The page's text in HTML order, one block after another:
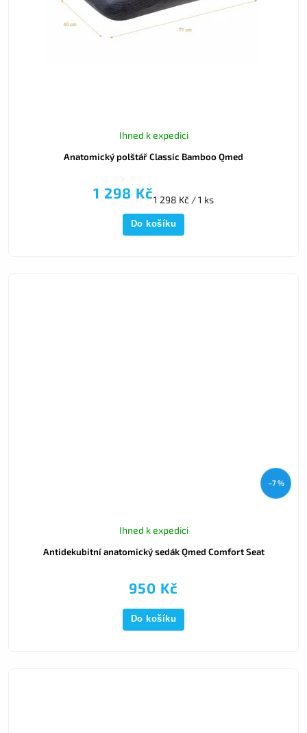
Anatomický polštář Classic Bamboo Qmed
Ihned k expedici
1 298 Kč1 298 Kč / 1 ks
Do košíku
–7 %
Antidekubitní anatomický sedák Qmed Comfort Seat
Ihned k expedici
950 Kč
Do košíku